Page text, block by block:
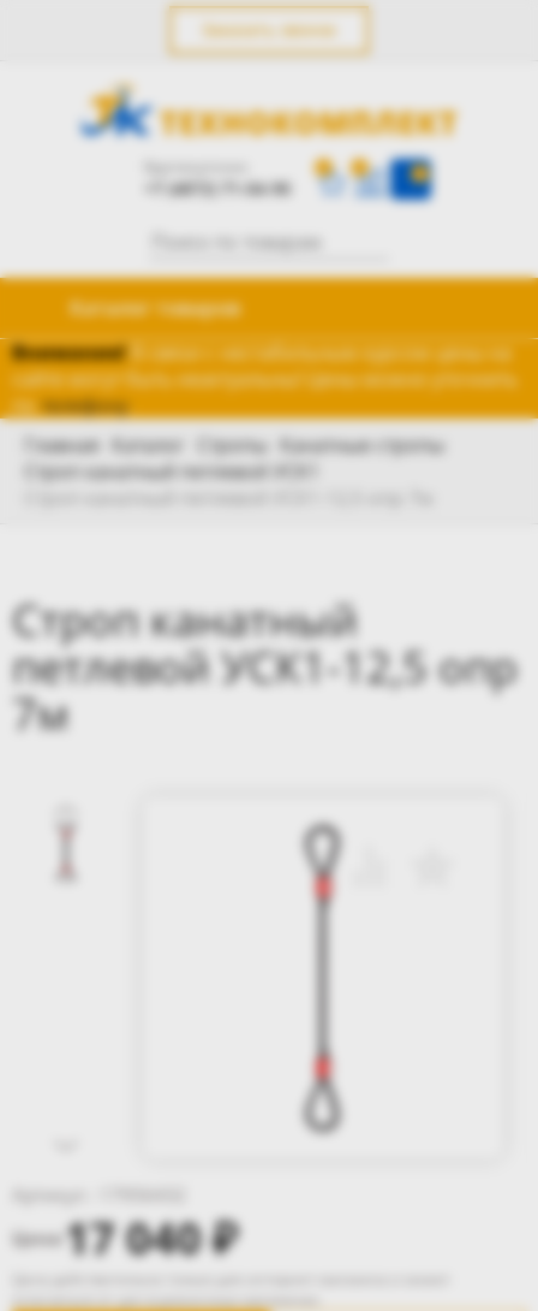
Заказать звонок
+7 (4872) 71-04-90
Каталог товаров
Внимание! В связи с нестабильным курсом цены на
сайте могут быть неактуальны! Цены можно уточнить
потелефону.
Главная
Каталог Стропы
Канатные стропы
Строп канатный петлевой УСК1
Строп канатный
петлевой УСК1-12,5 опр
7м
Цена: 17 040₽
отличаться от цен в розничных магазинах.